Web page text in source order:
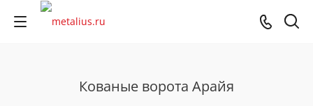
Кованые ворота Арайя